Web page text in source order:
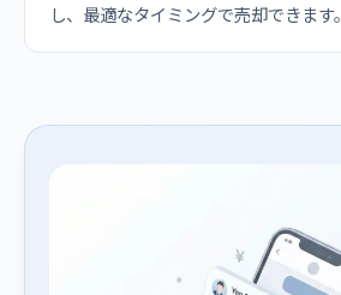
し、最適なタイミングで売却できます。